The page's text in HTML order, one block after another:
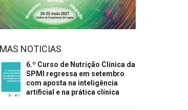
NOTICIAS
6.º Curso de Nutrição Clínica da
SPMI regressa em setembro
com aposta na inteligência
artificial e na prática clínica